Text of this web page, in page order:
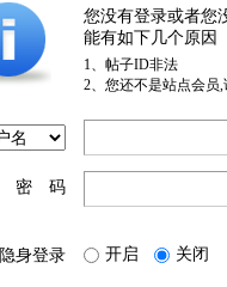
您没有登录或者您
能有如下几个原因
1、帖子ID非法
2、您还不是站点会员
密 码
隐身登录 开启 关闭